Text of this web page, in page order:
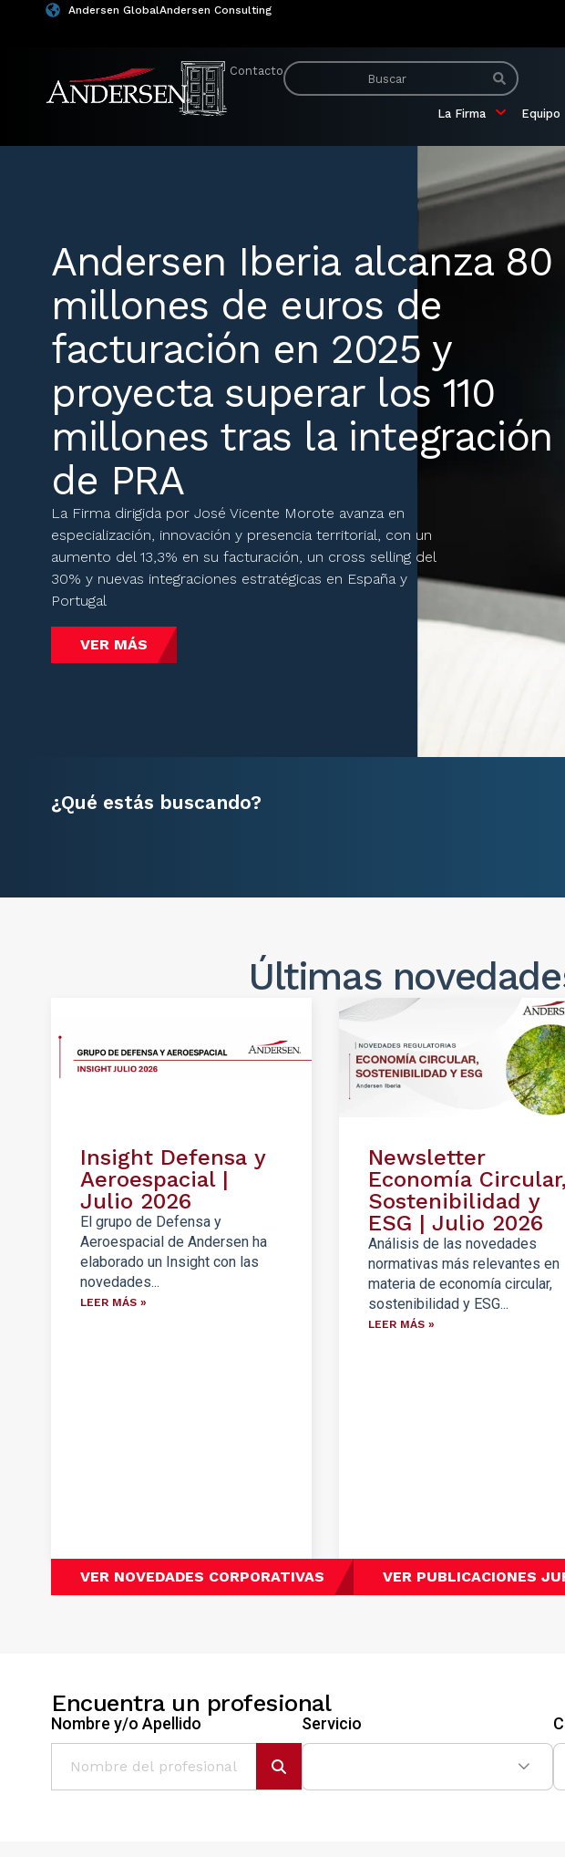
Andersen GlobalAndersen Consulting
Contacto
La Firma Equipo
Andersen Iberia alcanza 80
millones de euros de
facturación en 2025 y
proyecta superar los 110
millones tras la integración
de PRA
La Firma dirigida por José Vicente Morote avanza en
especialización, innovación y presencia territorial, con un
aumento del 13,3% en su facturación, un cross selling del
30% y nuevas integraciones estratégicas en España y
Portugal
VER MÁS
¿Qué estás buscando?
Últimas
Insight Defensa y
Aeroespacial |
Julio 2026
El grupo de Defensa y
Aeroespacial de Andersen ha
elaborado un Insight con las
novedades...
LEER MÁS »
Newsletter
Economía Circular,
Sostenibilidad y
ESG | Julio 2026
Análisis de las novedades
normativas más relevantes en
materia de economía circular,
sostenibilidad y ESG...
LEER MÁS »
VER NOVEDADES CORPORATIVAS VER PUBLICACIONES
Encuentra un profesional
Nombre y/o Apellido Servicio